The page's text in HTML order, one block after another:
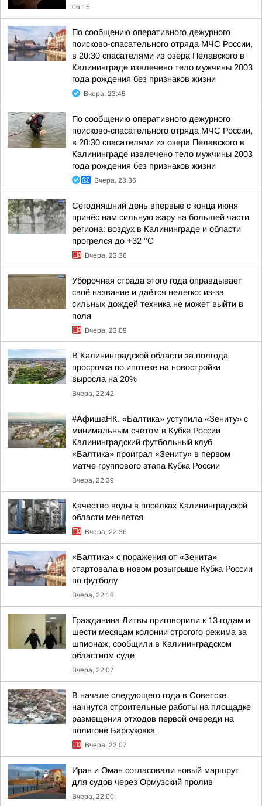
06:15
По сообщению оперативного дежурного
поисково-спасательного отряда МЧС России,
в 20:30 спасателями из озера Пелавского в
Калининграде извлечено тело мужчины 2003
года рождения без признаков жизни
Вчера, 23:45
По сообщению оперативного дежурного
поисково-спасательного отряда МЧС России,
в 20:30 спасателями из озера Пелавского в
Калининграде извлечено тело мужчины 2003
года рождения без признаков жизни
Вчера, 23:36
Сегодняшний день впервые с конца июня
принёс нам сильную жару на большей части
региона: воздух в Калининграде и области
прогрелся до +32 °С
Вчера, 23:36
Уборочная страда этого года оправдывает
своё название и даётся нелегко: из-за
сильных дождей техника не может выйти в
поля
Вчера, 23:09
В Калининградской области за полгода
просрочка по ипотеке на новостройки
выросла на 20%
Вчера, 22:42
#АфишаНК. «Балтика» уступила «Зениту» с
минимальным счётом в Кубке России
Калининградский футбольный клуб
«Балтика» проиграл «Зениту» в первом
матче группового этапа Кубка России
Вчера, 22:39
Качество воды в посёлках Калининградской
области меняется
Вчера, 22:36
«Балтика» с поражения от «Зенита»
стартовала в новом розыгрыше Кубка России
по футболу
Вчера, 22:18
Гражданина Литвы приговорили к 13 годам и
шести месяцам колонии строгого режима за
шпионаж, сообщили в Калининградском
областном суде
Вчера, 22:07
В начале следующего года в Советске
начнутся строительные работы на площадке
размещения отходов первой очереди на
полигоне Барсуковка
Вчера, 22:07
Иран и Оман согласовали новый маршрут
для судов через Ормузский пролив
Вчера, 22:00